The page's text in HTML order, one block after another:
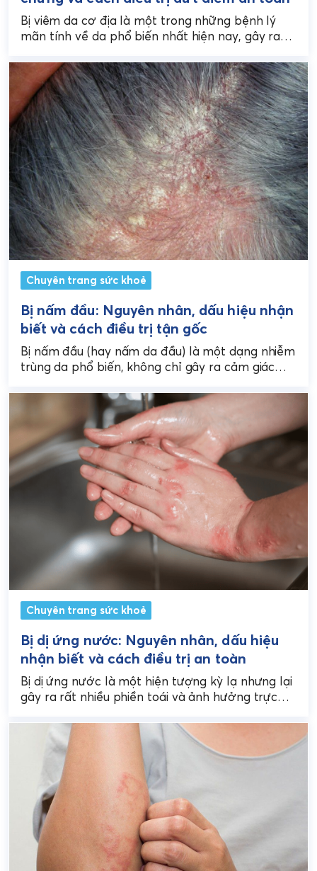
Bị viêm da cơ địa là một trong những bệnh lý
mãn tính về da phổ biến nhất hiện nay, gây ra
Chuyên trang sức khoẻ
Bị nấm đầu: Nguyên nhân, dấu hiệu nhận
biết và cách điều trị tận gốc
Bị nấm đầu (hay nấm da đầu) là một dạng nhiễm
trùng da phổ biến, không chỉ gây ra cảm giác
Chuyên trang sức khoẻ
Bị dị ứng nước: Nguyên nhân, dấu hiệu
nhận biết và cách điều trị an toàn
Bị dị ứng nước là một hiện tượng kỳ lạ nhưng lại
gây ra rất nhiều phiền toái và ảnh hưởng trực